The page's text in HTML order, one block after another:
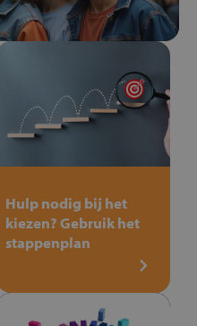
Hulp nodig bij het
kiezen? Gebruik het
stappenplan